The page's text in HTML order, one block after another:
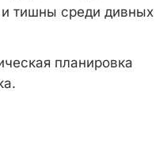
и тишны среди дивных
планировка